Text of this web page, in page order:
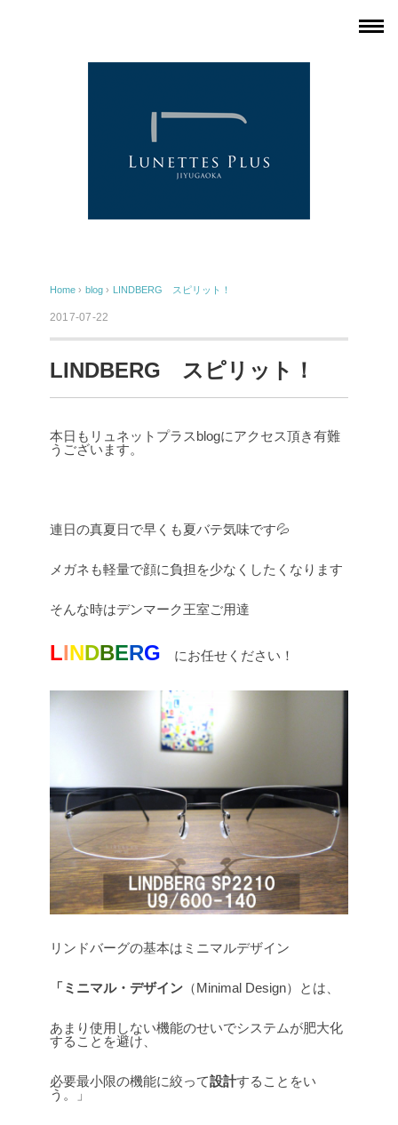
Home › blog › LINDBERG スピリット！
2017-07-22
LINDBERG スピリット！
本日もリュネットプラスblogにアクセス頂き有難
うございます。
連日の真夏日で早くも夏バテ気味です💦
メガネも軽量で顔に負担を少なくしたくなります
そんな時はデンマーク王室ご用達
LINDBERG にお任せください！
リンドバーグの基本はミニマルデザイン
「ミニマル・デザイン （Minimal Design）とは、
あまり使用しない機能のせいでシステムが肥大化
することを避け、
必要最小限の機能に絞って設計することをい
う。」